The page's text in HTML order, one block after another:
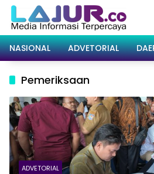
Langsung
konten
NASIONAL
ADVETORIAL
Pemeriksaan
ADVETORIAL